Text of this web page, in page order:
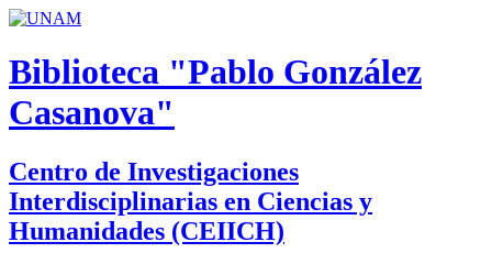
Biblioteca "Pablo González
Casanova"
Centro de Investigaciones
Interdisciplinarias en Ciencias y
Humanidades (CEIICH)